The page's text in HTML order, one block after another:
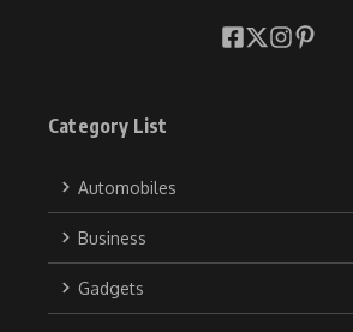
Category List
Automobiles
Business
Gadgets